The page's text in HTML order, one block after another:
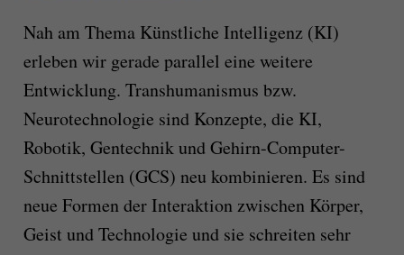
Nah am Thema Künstliche Intelligenz (KI)
erleben wir gerade parallel eine weitere
Entwicklung. Transhumanismus bzw.
Neurotechnologie sind Konzepte, die KI,
Robotik, Gentechnik und Gehirn-Computer-
Schnittstellen (GCS) neu kombinieren. Es sind
neue Formen der Interaktion zwischen Körper,
Geist und Technologie und sie schreiten sehr